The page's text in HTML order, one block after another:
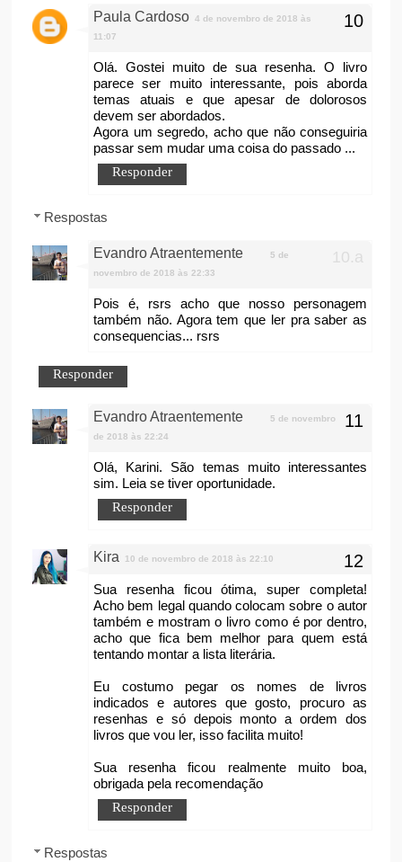
Paula Cardoso 4 de novembro de 2018 às
11:07
Olá. Gostei muito de sua resenha. O livro
parece ser muito interessante, pois aborda
temas atuais e que apesar de dolorosos
devem ser abordados.
Agora um segredo, acho que não conseguiria
passar sem mudar uma coisa do passado ...
Responder
Respostas
Evandro Atraentemente
5 de
novembro de 2018 às 22:33
Pois é, rsrs acho que nosso personagem
também não. Agora tem que ler pra saber as
consequencias... rsrs
Responder
Evandro Atraentemente
5 de novembro
de 2018 às 22:24
Olá, Karini. São temas muito interessantes
sim. Leia se tiver oportunidade.
Responder
Kira 10 de novembro de 2018 às 22:10
Sua resenha ficou ótima, super completa!
Acho bem legal quando colocam sobre o autor
também e mostram o livro como é por dentro,
acho que fica bem melhor para quem está
tentando montar a lista literária.
Eu costumo pegar os nomes de livros
indicados e autores que gosto, procuro as
resenhas e só depois monto a ordem dos
livros que vou ler, isso facilita muito!
Sua resenha ficou realmente muito boa,
obrigada pela recomendação
Responder
Respostas